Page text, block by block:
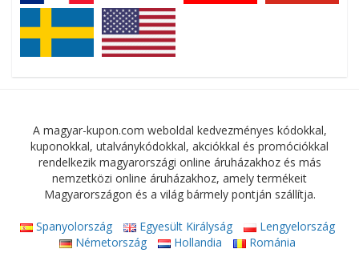
A magyar-kupon.com weboldal kedvezményes kódokkal,
kuponokkal, utalványkódokkal, akciókkal és promóciókkal
rendelkezik magyarországi online áruházakhoz és más
nemzetközi online áruházakhoz, amely termékeit
Magyarországon és a világ bármely pontján szállítja.
Spanyolország Egyesült Királyság
Lengyelország
Németország
Hollandia
Románia